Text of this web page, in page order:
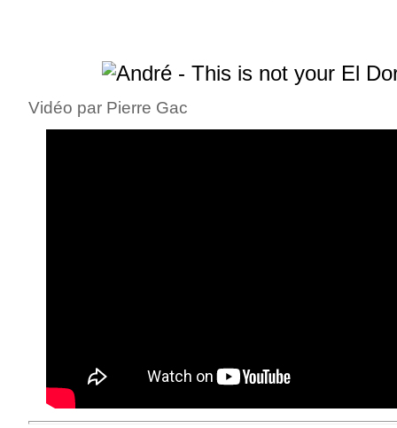
Vidéo par Pierre Gac